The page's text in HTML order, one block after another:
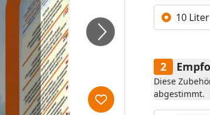
Produkt zur
10 Liter
Diese
abgestimmt.